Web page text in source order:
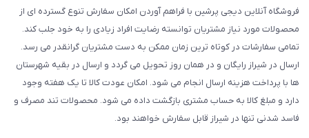
فروشگاه آنلاین دیجی پرشین با فراهم آوردن امکان سفارش تنوع گسترده ای از
محصولات مورد نیاز مشتریان توانسته رضایت افراد زیادی را به خود جلب کند.
تمامی سفارشات در کوتاه ترین زمان ممکن به دست مشتریان گرانقدر می رسد.
ارسال در شیراز رایگان و در همان روز تحویل می گردد و ارسال در بقیه شهرستان
ها با پرداخت هزینه ارسال انجام می شود. امکان عودت کالا تا یک هفته وجود
دارد و مبلغ کالا به حساب مشتری بازگشت داده می شود. محصولات تند مصرف و
فاسد شدنی تنها در شیراز قابل سفارش خواهند بود.